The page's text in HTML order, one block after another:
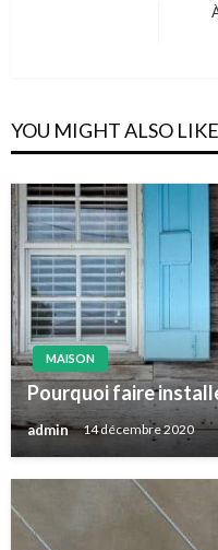
YOU MIGHT ALSO LIKE
MAISON
Pourquoi faire
admin 14 décembre 2020